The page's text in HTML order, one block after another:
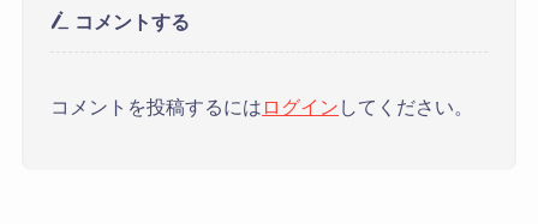
コメントする
コメントを投稿するには ログイン してください。